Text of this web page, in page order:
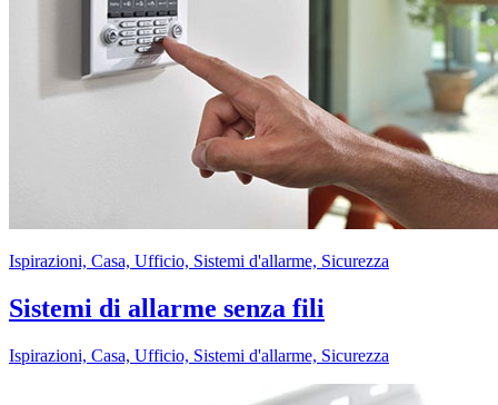
Ispirazioni, Casa, Ufficio, Sistemi d'allarme, Sicurezza
Sistemi di allarme senza fili
Ispirazioni, Casa, Ufficio, Sistemi d'allarme, Sicurezza